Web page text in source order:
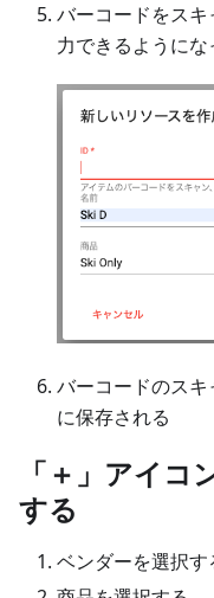
バーコードをス
力できるように
バーコードのス
に保存される
「＋」アイ
する
ベンダーを選択す